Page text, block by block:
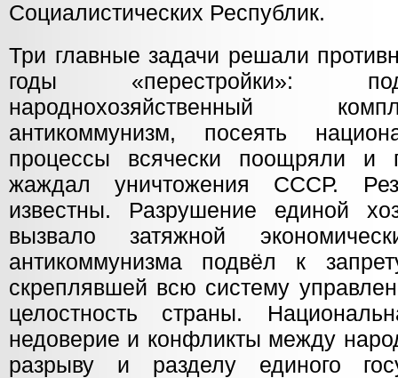
Социалистических Республик.
Три главные задачи решали
годы «перестройки»:
народнохозяйственный
антикоммунизм, посеять
процессы всячески поощряли и
жаждал уничтожения СССР.
известны. Разрушение единой
вызвало затяжной
антикоммунизма подвёл к
скреплявшей всю систему
целостность страны.
недоверие и конфликты между
разрыву и разделу единого